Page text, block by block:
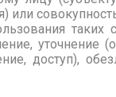
или
уточнение
доступ),